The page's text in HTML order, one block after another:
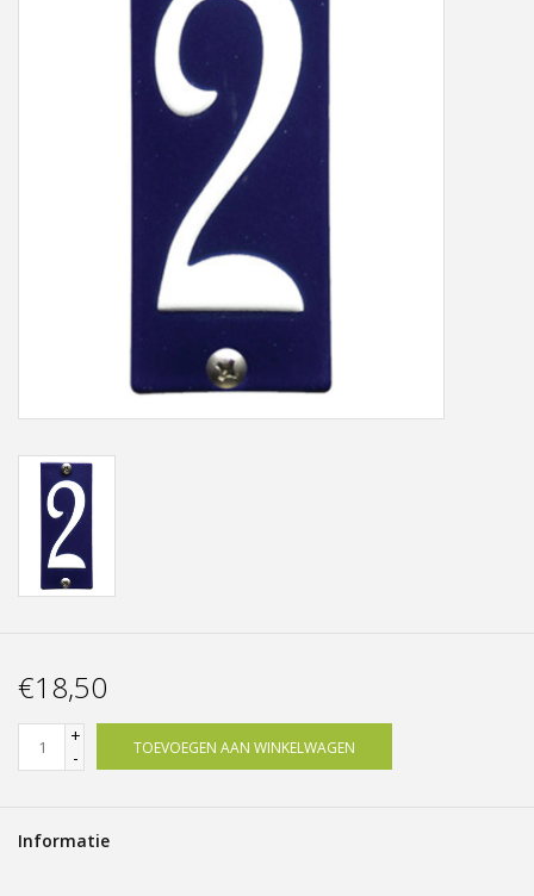
Pictogrammen
Bestelling op maat
gesneden
Portfolio
kleuren en lettertypes
€18,50
+
-
TOEVOEGEN AAN WINKELWAGEN
Informatie